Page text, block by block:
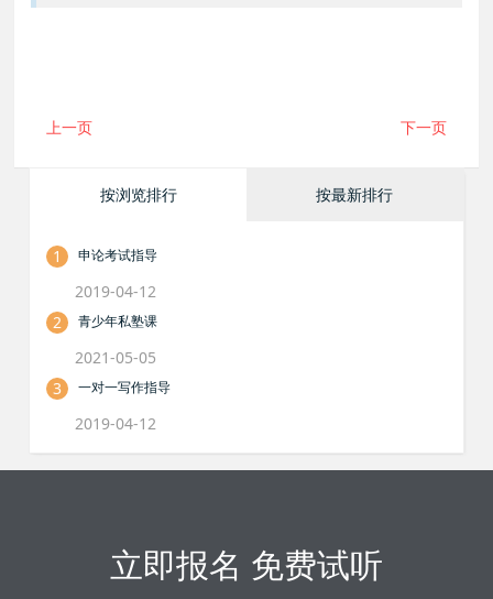
上一页 下一页
按浏览排行 按最新排行
1 申论考试指导
2019-04-12
2
青少年私塾课
2021-05-05
3
一对一写作指导
2019-04-12
立即报名 免费试听